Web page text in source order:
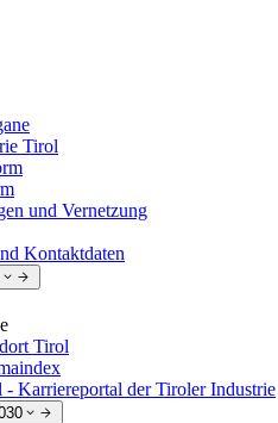
Tirol
und Vernetzung
Kontaktdaten
Tirol
- Karriereportal der Tiroler Industrie